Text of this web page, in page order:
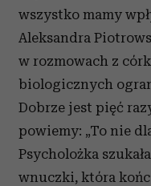
wszystko mamy
Aleksandra
w rozmowach z
biologicznych
Dobrze jest pięć
powiemy: „To nie
Psycholożka
wnuczki, która